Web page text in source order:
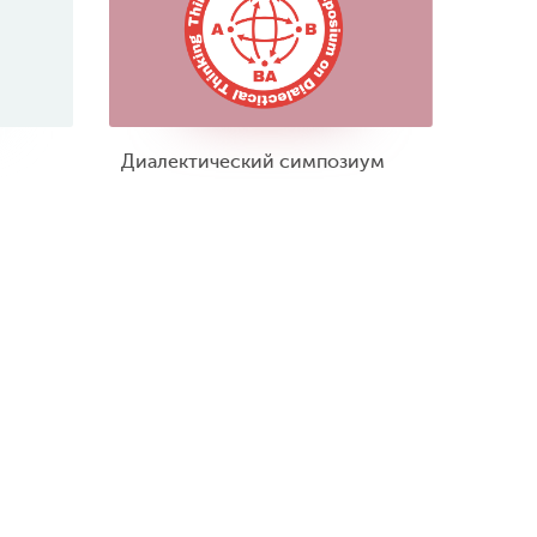
Диалектический симпозиум